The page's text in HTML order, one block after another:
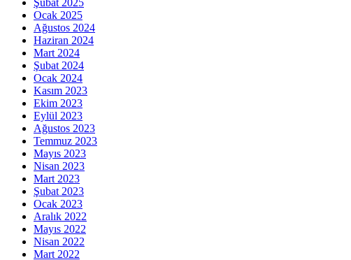
Şubat 2025
Ocak 2025
Ağustos 2024
Haziran 2024
Mart 2024
Şubat 2024
Ocak 2024
Kasım 2023
Ekim 2023
Eylül 2023
Ağustos 2023
Temmuz 2023
Mayıs 2023
Nisan 2023
Mart 2023
Şubat 2023
Ocak 2023
Aralık 2022
Mayıs 2022
Nisan 2022
Mart 2022